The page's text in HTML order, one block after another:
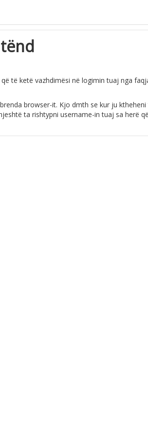
të ketë vazhdimësi në logimin tuaj nga
browser-it. Kjo dmth se kur ju ktheheni
ta rishtypni username-in tuaj sa herë